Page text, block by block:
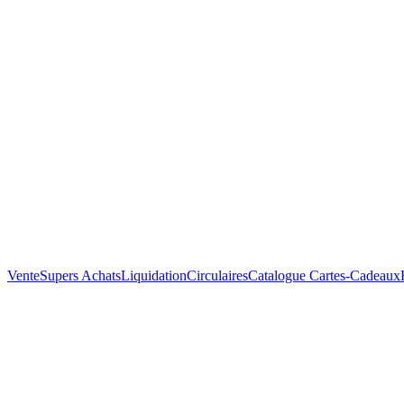
VenteSupers AchatsLiquidationCirculairesCatalogue Cartes-Cadeaux